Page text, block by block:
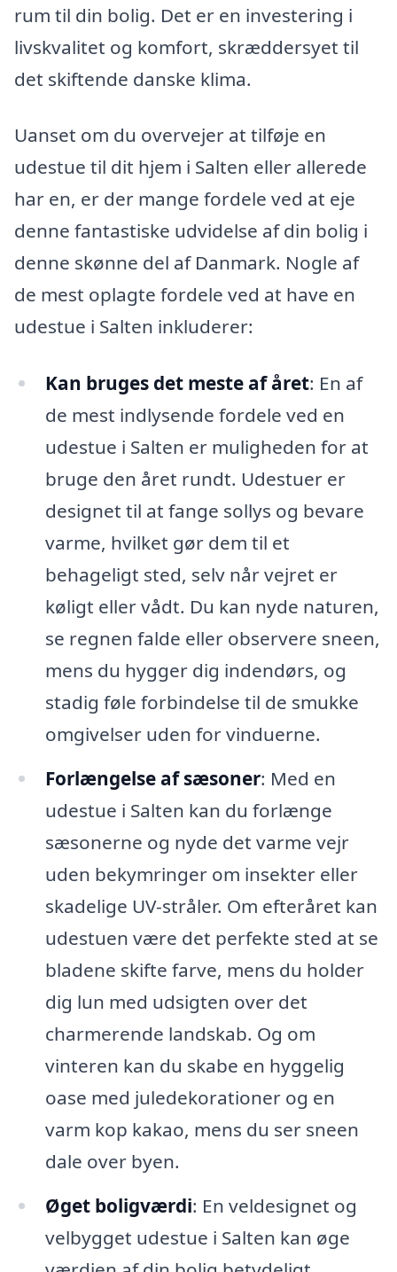
rum til din bolig. Det er en investering i
livskvalitet og komfort, skræddersyet til
det skiftende danske klima.
Uanset om du overvejer at tilføje en
udestue til dit hjem i Salten eller allerede
har en, er der mange fordele ved at eje
denne fantastiske udvidelse af din bolig i
denne skønne del af Danmark. Nogle af
de mest oplagte fordele ved at have en
udestue i Salten inkluderer:
Kan bruges det meste af året: En af
de mest indlysende fordele ved en
udestue i Salten er muligheden for at
bruge den året rundt. Udestuer er
designet til at fange sollys og bevare
varme, hvilket gør dem til et
behageligt sted, selv når vejret er
køligt eller vådt. Du kan nyde naturen,
se regnen falde eller observere sneen,
mens du hygger dig indendørs, og
stadig føle forbindelse til de smukke
omgivelser uden for vinduerne.
Forlængelse af sæsoner: Med en
udestue i Salten kan du forlænge
sæsonerne og nyde det varme vejr
uden bekymringer om insekter eller
skadelige UV-stråler. Om efteråret kan
udestuen være det perfekte sted at se
bladene skifte farve, mens du holder
dig lun med udsigten over det
charmerende landskab. Og om
vinteren kan du skabe en hyggelig
oase med juledekorationer og en
varm kop kakao, mens du ser sneen
dale over byen.
Øget boligværdi: En veldesignet og
velbygget udestue i Salten kan øge